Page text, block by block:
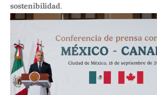
sostenibilidad.